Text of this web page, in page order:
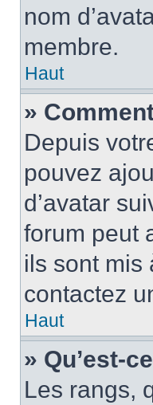
nom
membre.
Haut
»
Depuis
pouvez
d’avatar
forum peut
ils sont mis
contactez
Haut
» Qu’est-
Les rangs,